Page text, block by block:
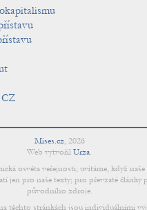
Mises.cz, 2026
Web vytvořil Urza.
osvěta veřejnosti; uvítáme, když
jen pro naše texty; pro převzaté články
původního zdroje.
těchto stránkách jsou individuálními